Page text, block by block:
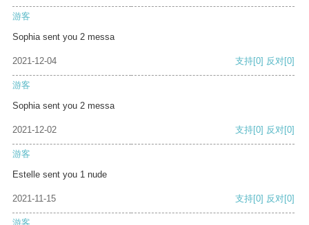
游客
Sophia sent you 2 messa
2021-12-04 支持[0] 反对[0]
游客
Sophia sent you 2 messa
2021-12-02 支持[0] 反对[0]
游客
Estelle sent you 1 nude
2021-11-15 支持[0] 反对[0]
游客